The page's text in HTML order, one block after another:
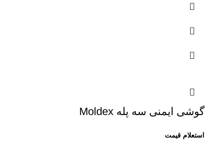
گوشی ایمنی سه پله Moldex